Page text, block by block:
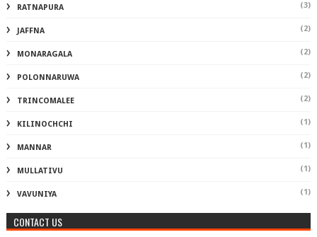
RATNAPURA (3)
JAFFNA (2)
MONARAGALA (2)
POLONNARUWA (2)
TRINCOMALEE (2)
KILINOCHCHI (1)
MANNAR (1)
MULLATIVU (1)
VAVUNIYA (1)
CONTACT US